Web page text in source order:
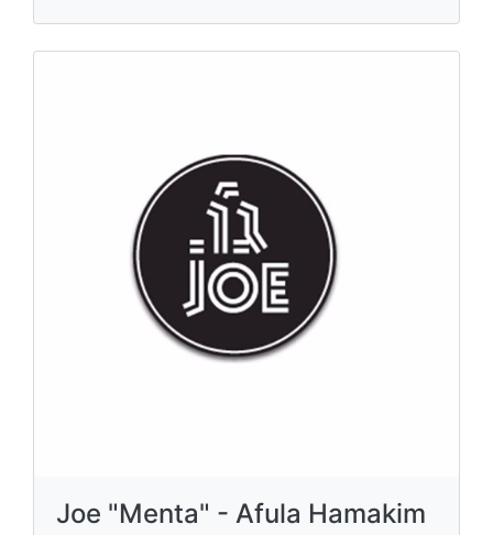
Joe "Menta" - Afula Hamakim